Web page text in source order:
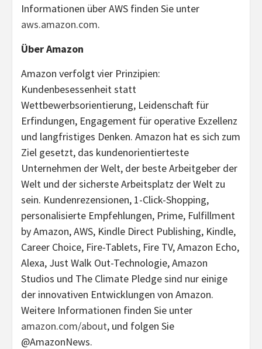
Informationen über AWS finden Sie unter
aws.amazon.com.
Über Amazon
Amazon verfolgt vier Prinzipien:
Kundenbesessenheit statt
Wettbewerbsorientierung, Leidenschaft für
Erfindungen, Engagement für operative Exzellenz
und langfristiges Denken. Amazon hat es sich zum
Ziel gesetzt, das kundenorientierteste
Unternehmen der Welt, der beste Arbeitgeber der
Welt und der sicherste Arbeitsplatz der Welt zu
sein. Kundenrezensionen, 1-Click-Shopping,
personalisierte Empfehlungen, Prime, Fulfillment
by Amazon, AWS, Kindle Direct Publishing, Kindle,
Career Choice, Fire-Tablets, Fire TV, Amazon Echo,
Alexa, Just Walk Out-Technologie, Amazon
Studios und The Climate Pledge sind nur einige
der innovativen Entwicklungen von Amazon.
Weitere Informationen finden Sie unter
amazon.com/about, und folgen Sie
@AmazonNews.